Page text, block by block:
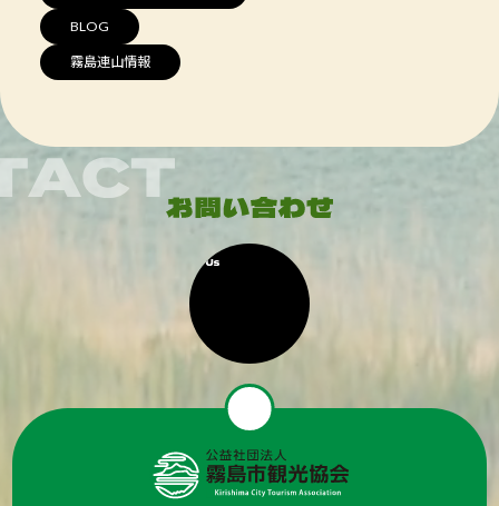
BLOG
霧島連山情報